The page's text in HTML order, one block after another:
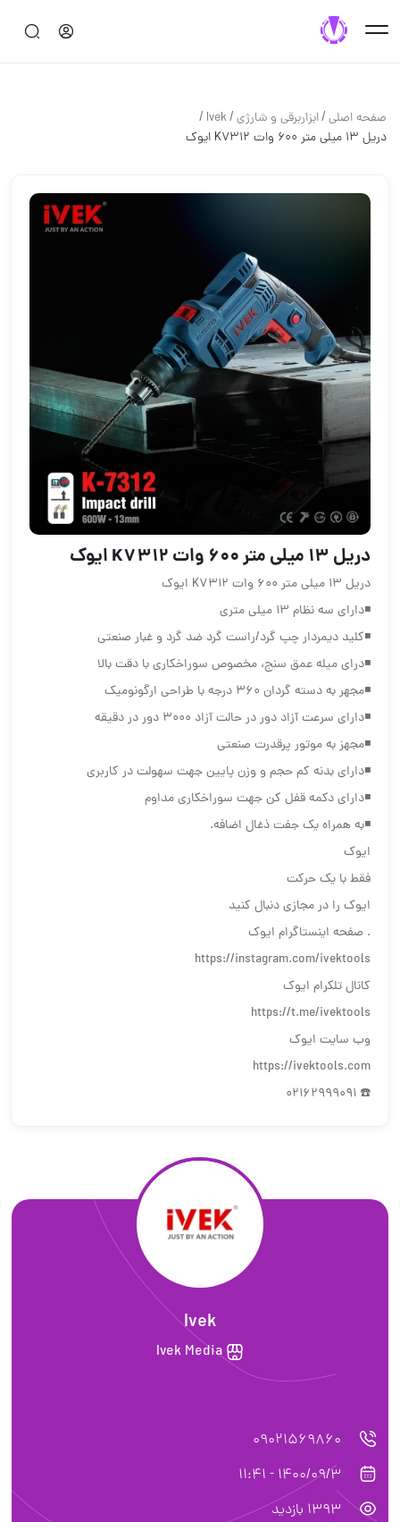
صفحه اصلی/ابزاربرقی و شارژی/
Ivek
/
دریل 13 میلی متر 600 وات K7312 ایوک
دریل 13 میلی متر 600 وات K7312 ایوک
دریل 13 میلی متر 600 وات K7312 ایوک
◾️دارای سه نظام 13 میلی متری
◾️کلید دیمردار چپ گرد/راست گرد ضد گرد و غبار صنعتی
◾️درای میله عمق سنج، مخصوص سوراخکاری با دقت بالا
◾️مجهر به دسته گردان 360 درجه با طراحی ارگونومیک
◾️دارای سرعت آزاد دور در حالت آزاد 3000 دور در دقیقه
◾️مجهز به موتور پرقدرت صنعتی
◾️دارای بدنه کم حجم و وزن پایین جهت سهولت در کاربری
◾️دارای دکمه قفل کن جهت سوراخکاری مداوم
◾️به همراه یک جفت ذغال اضافه.
ایوک
فقط با یک حرکت
ایوک را در مجازی دنبال کنید
. صفحه اینستاگرام ایوک
https://instagram.com/ivektools
کانال تلکرام ایوک
https://t.me/ivektools
وب سایت ایوک
https://ivektools.com
☎️ 02162999091
Ivek
Ivek Media
09021569860
1400/09/3 - 11:41
1393 بازدید